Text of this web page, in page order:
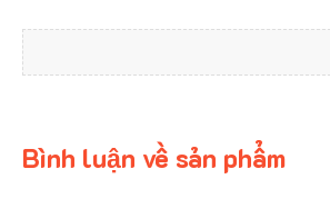
Bình luận về sản phẩm